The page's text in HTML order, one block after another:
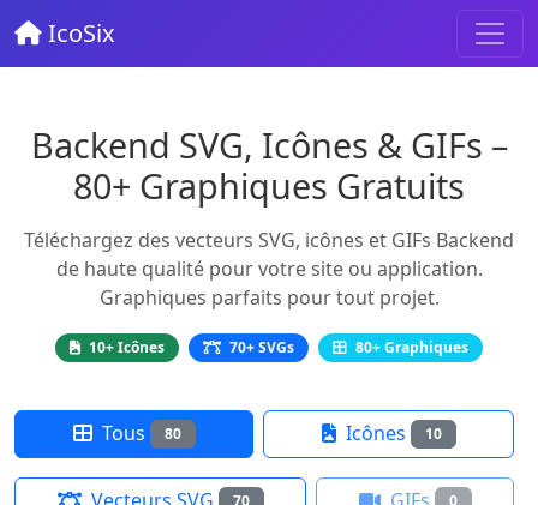
IcoSix
Backend SVG, Icônes & GIFs –
80+ Graphiques Gratuits
Téléchargez des vecteurs SVG, icônes et GIFs Backend
de haute qualité pour votre site ou application.
Graphiques parfaits pour tout projet.
10+ Icônes 70+ SVGs 80+ Graphiques
Tous 80 Icônes 10
70 0